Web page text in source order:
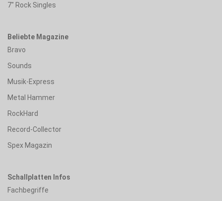
7" Rock Singles
Beliebte Magazine
Bravo
Sounds
Musik-Express
Metal Hammer
RockHard
Record-Collector
Spex Magazin
Schallplatten Infos
Fachbegriffe